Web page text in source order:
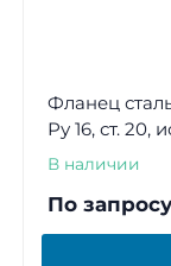
Фланец
Ру 16, ст. 20,
В наличии
По запросу